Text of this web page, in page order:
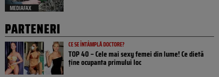
MEDIAFAX
PARTENERI
CE SE ÎNTÂMPLĂ DOCTORE?
TOP 40 – Cele mai sexy femei din lume! Ce dietă
ține ocupanta primului loc